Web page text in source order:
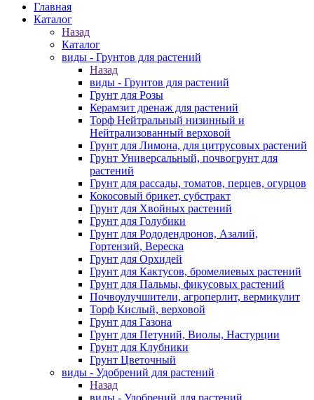
Главная
Каталог
Назад
Каталог
виды - Грунтов для растений
Назад
виды - Грунтов для растений
Грунт для Розы
Керамзит дренаж для растений
Торф Нейтральный низинный и
Нейтрализованный верховой
Грунт для Лимона, для цитрусовых растений
Грунт Универсальный, почвогрунт для
растений
Грунт для рассады, томатов, перцев, огурцов
Кокосовый брикет, субстракт
Грунт для Хвойных растений
Грунт для Голубики
Грунт для Рододендронов, Азалий,
Гортензий, Вереска
Грунт для Орхидей
Грунт для Кактусов, бромелиевых растений
Грунт для Пальмы, фикусовых растений
Почвоулучшители, агроперлит, вермикулит
Торф Кислый, верховой
Грунт для Газона
Грунт для Петуний, Виолы, Настурции
Грунт для Клубники
Грунт Цветочный
виды - Удобрений для растений
Назад
виды - Удобрений для растений